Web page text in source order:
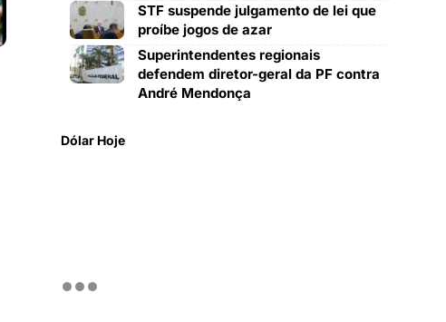
STF suspende julgamento de lei que
proíbe jogos de azar
Superintendentes regionais
defendem diretor-geral da PF contra
André Mendonça
Dólar Hoje